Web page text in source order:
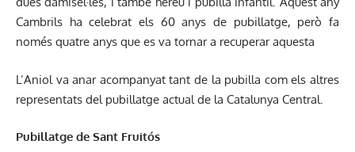
Cambrils ha celebrat els 60 anys de pubillatge, però fa
només quatre anys que es va tornar a recuperar aquesta
L’Aniol va anar acompanyat tant de la pubilla com els altres
representats del pubillatge actual de la Catalunya Central.
Pubillatge de Sant Fruitós